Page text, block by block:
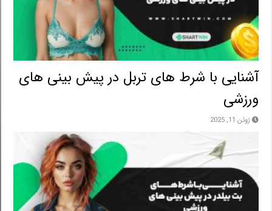
آشنایی با شرط های تربل در پیش بینی های
ورزشی
ژوئن 11, 2025